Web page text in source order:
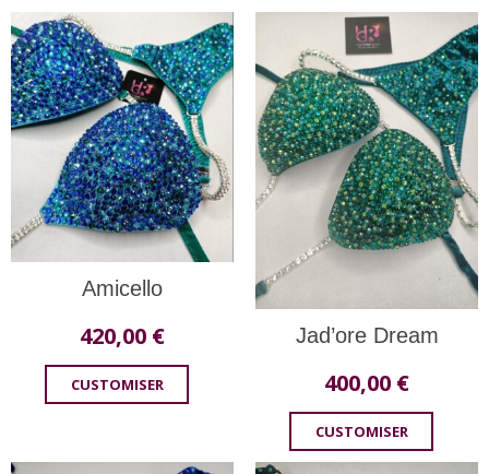
Amicello
420,00 €
CUSTOMISER
Jad’ore Dream
400,00 €
CUSTOMISER